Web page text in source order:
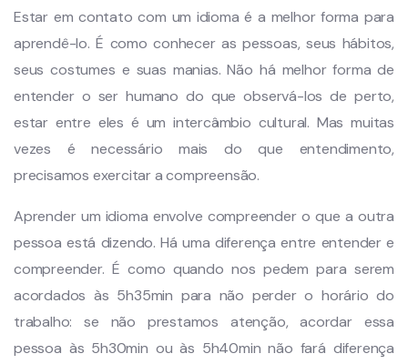
Estar em contato com um idioma é a melhor forma para
aprendê-lo. É como conhecer as pessoas, seus hábitos,
seus costumes e suas manias. Não há melhor forma de
entender o ser humano do que observá-los de perto,
estar entre eles é um intercâmbio cultural. Mas muitas
vezes é necessário mais do que entendimento,
precisamos exercitar a compreensão.
Aprender um idioma envolve compreender o que a outra
pessoa está dizendo. Há uma diferença entre entender e
compreender. É como quando nos pedem para serem
acordados às 5h35min para não perder o horário do
trabalho: se não prestamos atenção, acordar essa
pessoa às 5h30min ou às 5h40min não fará diferença